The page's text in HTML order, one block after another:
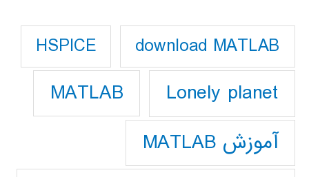
download MATLAB
HSPICE
Lonely planet
MATLAB
آموزش MATLAB